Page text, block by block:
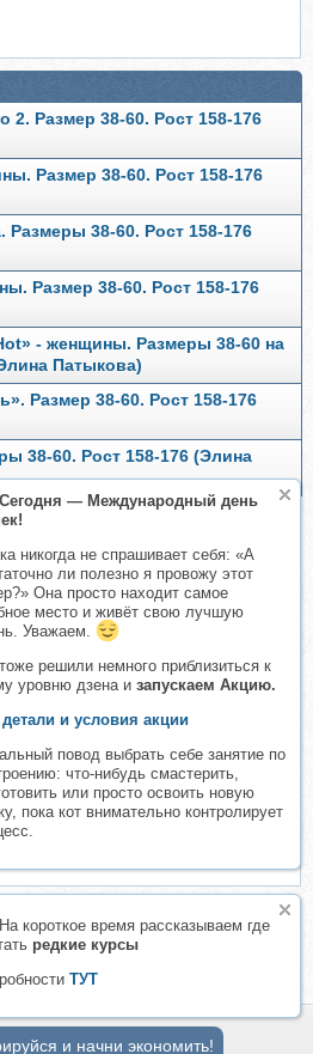
Сегодня — Международный день
никогда не спрашивает себя: «А
ли полезно я провожу этот
Она просто находит самое
место и живёт свою лучшую
Уважаем.
решили немного приблизиться к
уровню дзена и запускаем Акцию.
детали и условия акции
повод выбрать себе занятие по
что-нибудь смастерить,
или просто освоить новую
пока кот внимательно контролирует
На короткое время рассказываем где
редкие курсы
ТУТ
2. Размер 38-60. Рост 158-176
Размер 38-60. Рост 158-176
Размеры 38-60. Рост 158-176
Размер 38-60. Рост 158-176
- женщины. Размеры 38-60 на
Патыкова)
Размер 38-60. Рост 158-176
38-60. Рост 158-176 (Элина
trulalashka
Организатор складчин
сбора взносов.
с каждого участника: 97 руб.
списке: 1 чел.
25 Май
«Мелина» (Евгения Макаренко)
Ловец Снов (Светлана
Миронова)>
и начни экономить!